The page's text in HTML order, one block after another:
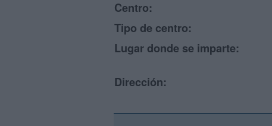
Centro:
Tipo de centro:
Lugar donde se imparte:
Dirección: